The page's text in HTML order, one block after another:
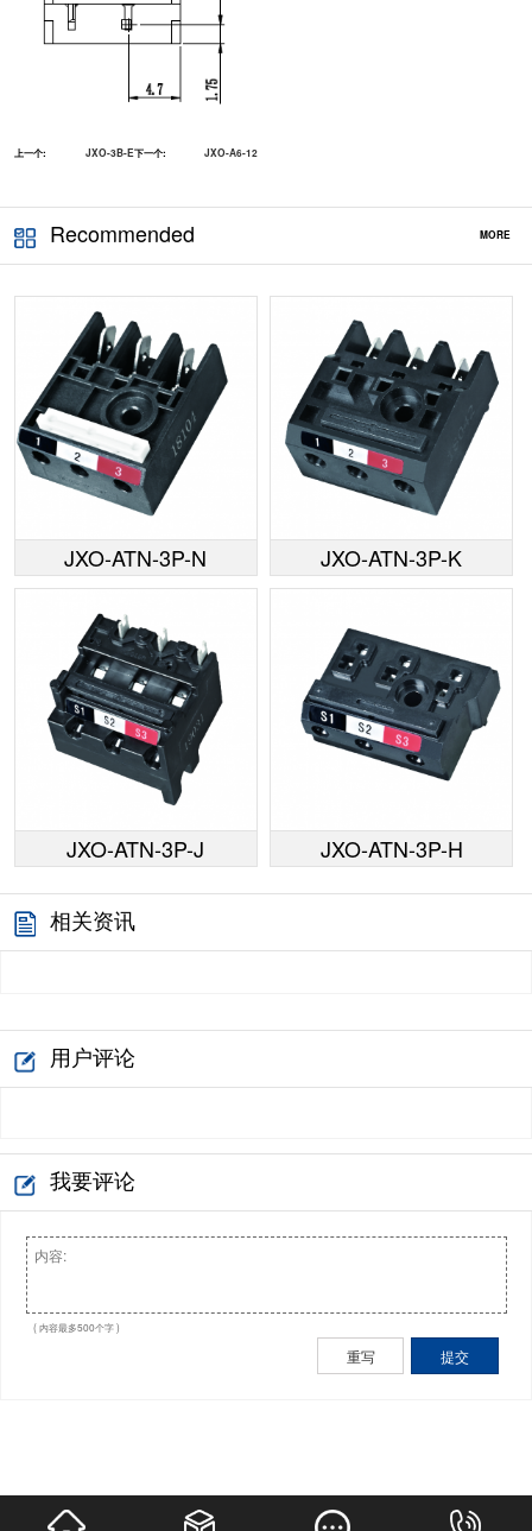
上一个: JXO-3B-E下一个: JXO-A6-12
Recommended MORE
JXO-ATN-3P-N JXO-ATN-3P-K
JXO-ATN-3P-J JXO-ATN-3P-H
相关资讯
用户评论
我要评论
( 内容最多500个字 )
重写 提交